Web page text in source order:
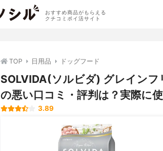
おすすめ商品がもらえる
クチコミポイ活サイト
TOP 日用品 ドッグフード
SOLVIDA(ソルビダ) グレインフ
の悪い口コミ・評判は？実際に
3.89